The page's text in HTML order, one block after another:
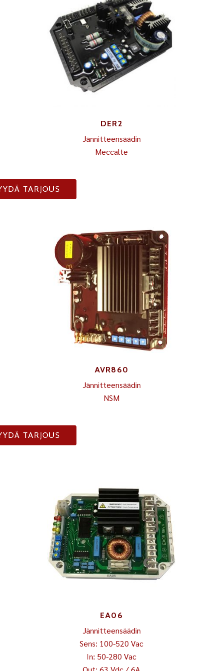
DER2
Jännitteensäädin
Meccalte
TARJOUS
AVR860
Jännitteensäädin
NSM
TARJOUS
EA06
Jännitteensäädin
Sens: 100-520 Vac
In: 50-280 Vac